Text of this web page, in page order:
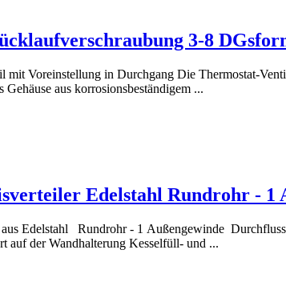
3-8
mit Voreinstellung in Durchgang Die Thermostat-
aus korrosionsbeständigem ...
Edelstahl Rundrohr -
Edelstahl Rundrohr - 1 Außengewinde
auf der Wandhalterung Kesselfüll- und ...